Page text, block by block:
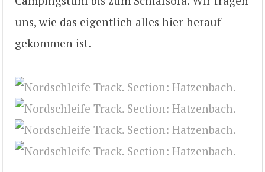
uns, wie das eigentlich alles hier herauf
gekommen ist.